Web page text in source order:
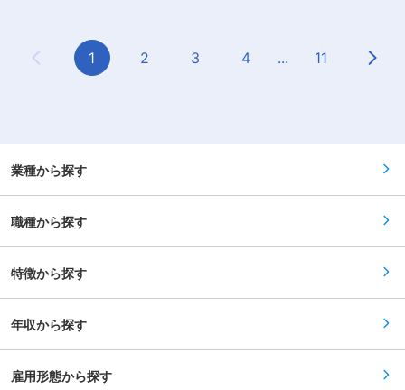
据えて成長できる環境です。 変更の範囲：会社の
定める業務
球の未来を見据えた企業活動を展開して質の高い
モノを届けることで、安心安全を守ることはもち
ろん、水まわりを通して人々の暮らしをより豊か
と失敗を繰り返し、その経験を次に成長していけ
保管・出荷業務、梱包資材の開梱作業 ・産業用ロ
ボットの操作、クレーン操作など ・搬送機器のメ
ンテナンス・更新 等 ◆業務の割合 出荷や運搬
後3年で管理職に昇格した方もいるため、自分自
身の頑張りが評価に反映される環境です。 ■組織
構成：30名程度が在籍しており、2グループに分
まで、幅広い年代の方が活躍しています。 医療業
実際に食品・化粧品業界での経験者にご活躍いた
だいています！ ■会社・求人の魅力 ・当社は
2002年にエーザイを支える5つの会社が合併して
くも前からエーザイと共に企業活動を行ってまい
社の中核事業となっています。 ・多様なサービス
を遂行できる柔軟な適応力が強みです。この強み
Previous Page
1 2 3 4 ... 11
業種から探す
職種から探す
特徴から探す
年収から探す
雇用形態から探す